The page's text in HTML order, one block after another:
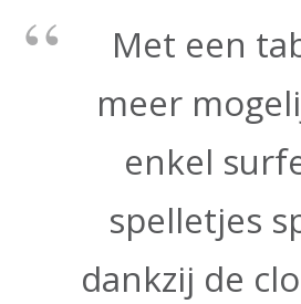
Met een
meer
enkel
spelletjes
dankzij de